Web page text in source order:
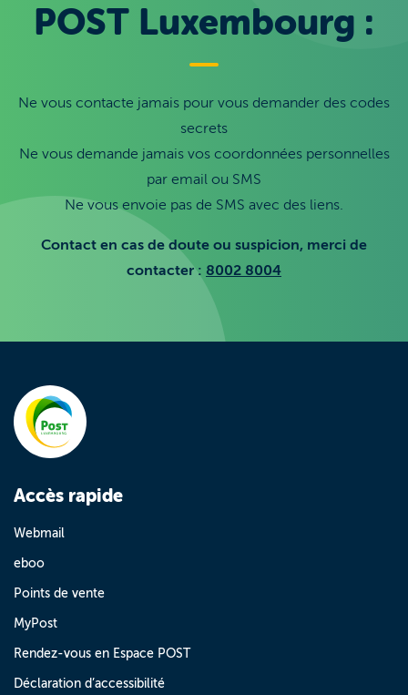
POST Luxembourg :
Ne vous contacte jamais pour vous demander des codes
secrets
Ne vous demande jamais vos coordonnées personnelles
par email ou SMS
Ne vous envoie pas de SMS avec des liens.
Contact en cas de doute ou suspicion, merci de
contacter : 8002 8004
Accès rapide
Webmail
eboo
Points de vente
MyPost
Rendez-vous en Espace POST
Déclaration d’accessibilité